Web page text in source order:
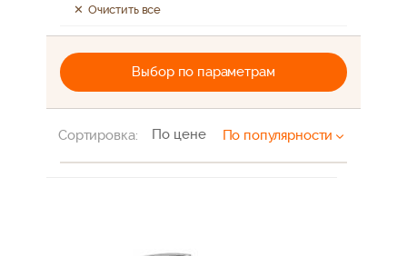
Очистить все
Выбор по параметрам
Сортировка: По цене По популярности